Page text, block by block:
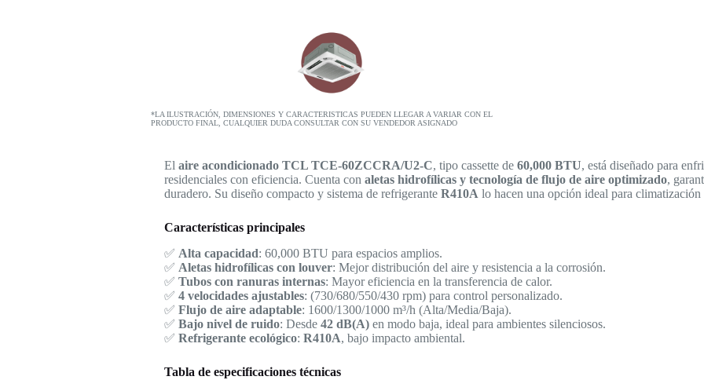
*LA ILUSTRACIÓN, DIMENSIONES Y CARACTERISTICAS PUEDEN LLEGAR A VARIAR CON EL
PRODUCTO FINAL, CUALQUIER DUDA CONSULTAR CON SU VENDEDOR ASIGNADO
El aire acondicionado TCL TCE-60ZCCRA/U2-C, tipo cassette de 60,000 BTU, está diseñado para
residenciales con eficiencia. Cuenta con aletas hidrofílicas y tecnología de flujo de aire optimizado,
duradero. Su diseño compacto y sistema de refrigerante R410A lo hacen una opción ideal para
Características principales
✅ Alta capacidad: 60,000 BTU para espacios amplios.
✅ Aletas hidrofílicas con louver: Mejor distribución del aire y resistencia a la corrosión.
✅ Tubos con ranuras internas: Mayor eficiencia en la transferencia de calor.
✅ 4 velocidades ajustables: (730/680/550/430 rpm) para control personalizado.
✅ Flujo de aire adaptable: 1600/1300/1000 m³/h (Alta/Media/Baja).
✅ Bajo nivel de ruido: Desde 42 dB(A)en modo baja, ideal para ambientes silenciosos.
✅ Refrigerante ecológico: R410A, bajo impacto ambiental.
Tabla de especificaciones técnicas